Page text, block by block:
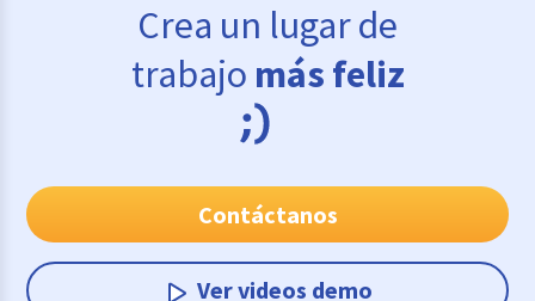
Crea un lugar de
trabajo más feliz
Contáctanos
Ver videos demo